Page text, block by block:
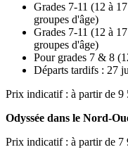
Grades 7-11 (12 à
groupes d'âge)
Grades 7-11 (12 à
groupes d'âge)
Pour grades 7 & 8
Départs tardifs : 27
Prix indicatif : à partir de 9
Odyssée dans le Nord-
Prix indicatif : à partir de 7